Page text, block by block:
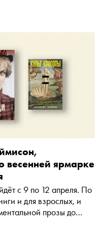
весенней ярмарке
с 9 по 12 апреля. По
и для взрослых, и
прозы до